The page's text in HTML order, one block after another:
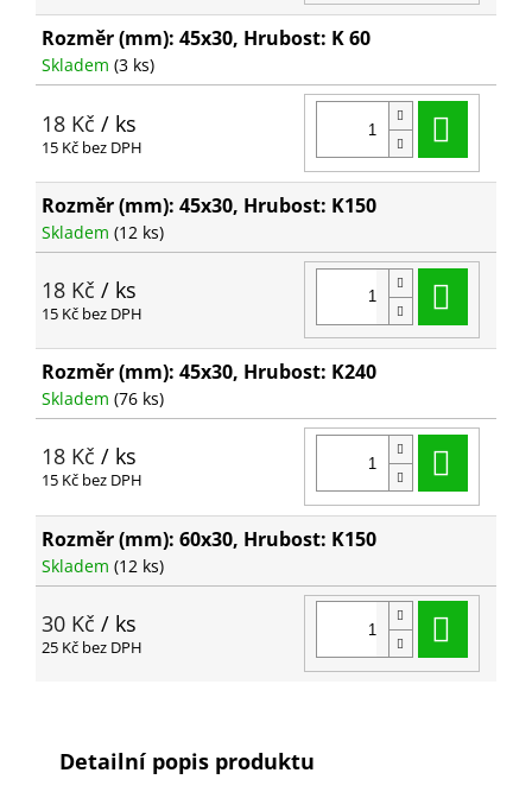
Rozměr (mm): 45x30, Hrubost: K 60
Skladem (3 ks)
18 Kč / ks
15 Kč bez DPH
Rozměr (mm): 45x30, Hrubost: K150
Skladem (12 ks)
18 Kč / ks
15 Kč bez DPH
Rozměr (mm): 45x30, Hrubost: K240
Skladem (76 ks)
18 Kč / ks
15 Kč bez DPH
Rozměr (mm): 60x30, Hrubost: K150
Skladem (12 ks)
30 Kč / ks
25 Kč bez DPH
Detailní popis produktu